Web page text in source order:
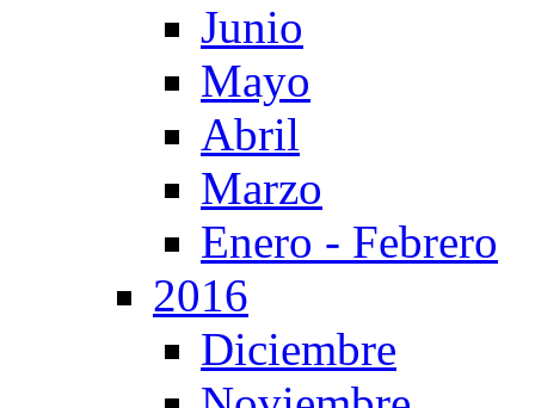
Junio
Mayo
Abril
Marzo
Enero - Febrero
2016
Diciembre